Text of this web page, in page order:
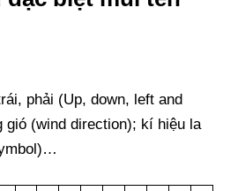
phải (Up, down, left and
gió (wind direction); kí hiệu la